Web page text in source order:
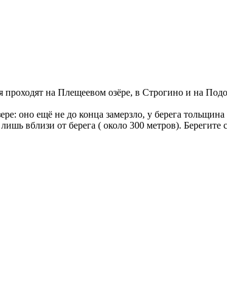
проходят на Плещеевом озёре, в Строгино и на
оно ещё не до конца замерзло, у берега
вблизи от берега ( около 300 метров). Берегите